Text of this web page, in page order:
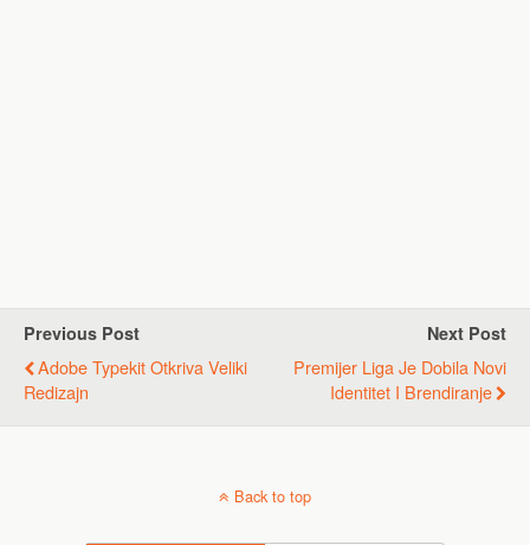
Previous Post
Adobe Typekit Otkriva Veliki
Redizajn
Next Post
Premijer Liga Je Dobila Novi
Identitet I Brendiranje
Back to top